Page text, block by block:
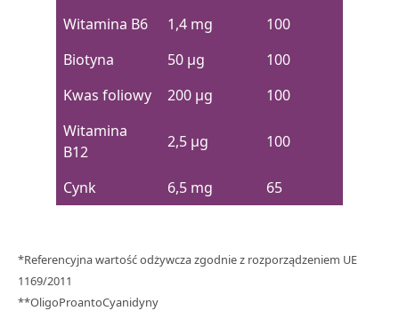
Witamina B6 1,4 mg
100
Biotyna
50 μg
100
Kwas foliowy
200 μg
100
Witamina
B12
2,5 µg 100
Cynk 6,5 mg 65
*Referencyjna wartość odżywcza zgodnie z rozporządzeniem UE
1169/2011
**OligoProantoCyanidyny